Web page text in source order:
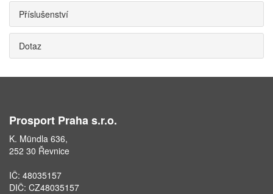
Příslušenství
Dotaz
Prosport Praha s.r.o.
K. Mündla 636,
252 30 Řevnice
IČ: 48035157
DIČ: CZ48035157